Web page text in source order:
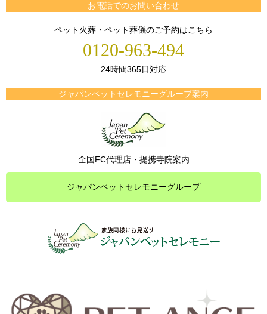
お電話でのお問い合わせ
ペット火葬・ペット葬儀のご予約はこちら
0120-963-494
24時間365日対応
ジャパンペットセレモニーグループ案内
全国FC代理店・提携寺院案内
ジャパンペットセレモニーグループ